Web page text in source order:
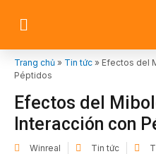
Trang chủ » Tin tức » Efectos del
Péptidos
Efectos del
Interacción con
Winreal Tin tức